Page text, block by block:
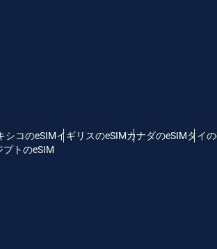
シコのeSIMイギリスのeSIMカナダのeSIMタイ
プトのeSIM